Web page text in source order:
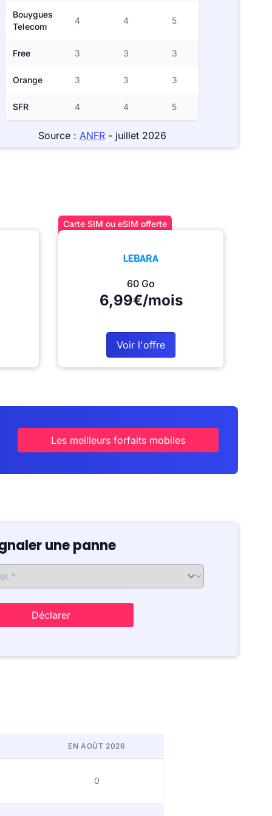
Bouygues
Telecom
4 4 5
Free 3 3 3
Orange 3 3 3
SFR 4 4 5
Source : ANFR- juillet 2026
Carte SIM ou eSIM offerte
60 Go
6,99€/mois
Voir l'offre
Les meilleurs forfaits mobiles
une panne
Déclarer
EN AOÛT 2026
0